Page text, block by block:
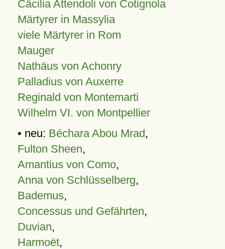
Cäcilia Attendoli von Cotignola
Märtyrer in Massylia
viele Märtyrer in Rom
Mauger
Nathäus von Achonry
Palladius von Auxerre
Reginald von Montemarti
Wilhelm VI. von Montpellier
• neu: Béchara Abou Mrad,
Fulton Sheen,
Amantius von Como,
Anna von Schlüsselberg,
Bademus,
Concessus und Gefährten,
Duvian,
Harmoët,